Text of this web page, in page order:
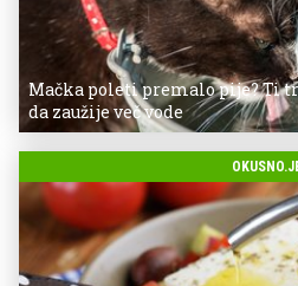
Mačka poleti premalo pije? Ti
da zaužije več vode